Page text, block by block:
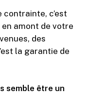
contrainte, c’est
amont de votre
des
la garantie de
semble être un